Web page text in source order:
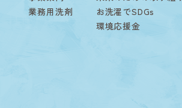
業務用洗剤
お洗濯でSDGs
環境応援金